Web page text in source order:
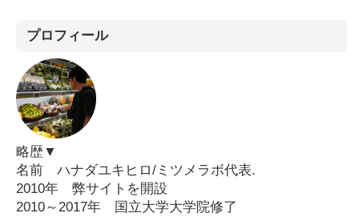
プロフィール
略歴▼
名前 ハナダユキヒロ/ミツメラボ代表.
2010年 弊サイトを開設
2010～2017年 国立大学大学院修了